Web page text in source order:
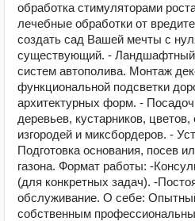
обработка стимуляторами
лечебные обработки от
создать сад Вашей мечты с
существующий. - Ландшафтный
систем автополива. Монтаж
функциональной подсветки
архитектурных форм. -
деревьев, кустарников,
изгородей и миксбордеров. -
Подготовка основания, посев
газона. Формат работы: -
(для конкретных задач). -
обслуживание. О себе:
собственным